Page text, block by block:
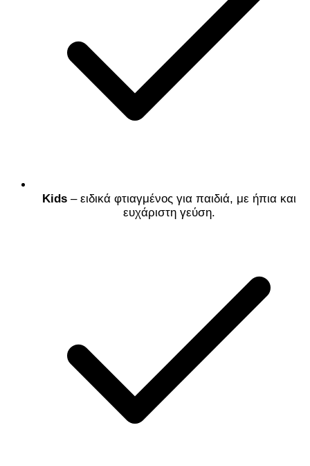
Kids– ειδικά φτιαγμένος για παιδιά, με ήπια και
ευχάριστη γεύση.